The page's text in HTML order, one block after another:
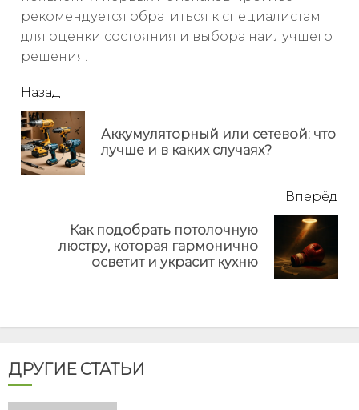
рекомендуется обратиться к специалистам
для оценки состояния и выбора наилучшего
решения.
читать
еще
Назад
Аккумуляторный или сетевой: что
лучше и в каких случаях?
Вперёд
Как подобрать потолочную
люстру, которая гармонично
осветит и украсит кухню
ДРУГИЕ СТАТЬИ